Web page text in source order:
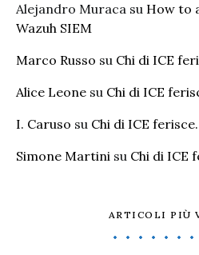
Alejandro Muraca su How to
Wazuh SIEM
Marco Russo su Chi di ICE
Alice Leone su Chi di ICE
I. Caruso su Chi di ICE
Simone Martini su Chi di ICE
ARTICOLI PIÙ